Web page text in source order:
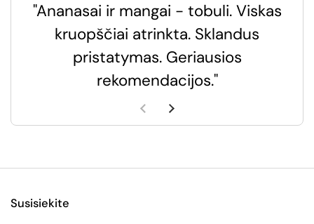
"Ananasai ir mangai - tobuli. Viskas
kruopščiai atrinkta. Sklandus
pristatymas. Geriausios
rekomendacijos."
Ankstesnė skaidrė
Kita skaidrė
Susisiekite